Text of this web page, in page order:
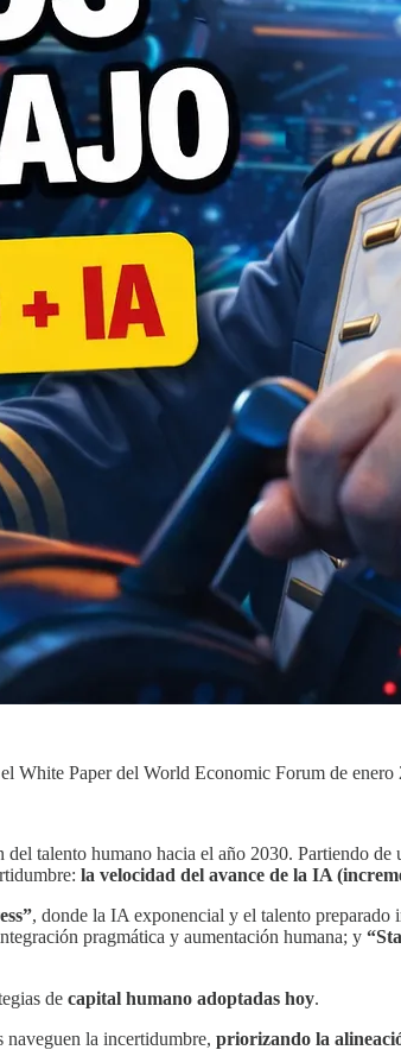
White Paper del World Economic Forum de enero
talento humano hacia el año 2030. Partiendo
la velocidad del avance de la IA
, donde la IA exponencial y el talento preparado
pragmática y aumentación humana; y
de capital humano adoptadas hoy.
naveguen la incertidumbre, priorizando la